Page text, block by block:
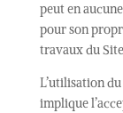
peut en
pour son
travaux du
L’utilisation
implique